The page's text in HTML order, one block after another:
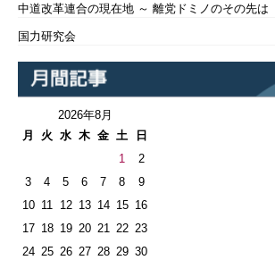
中道改革連合の現在地 ～ 離党ドミノのその先は
国力研究会
2026年8月
月
火 水 木 金 土 日
1
2
3
4 5 6 7 8
9
10 11 12 13 14 15 16
17 18 19 20 21 22 23
24 25 26 27 28 29 30